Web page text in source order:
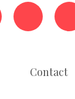
Contact